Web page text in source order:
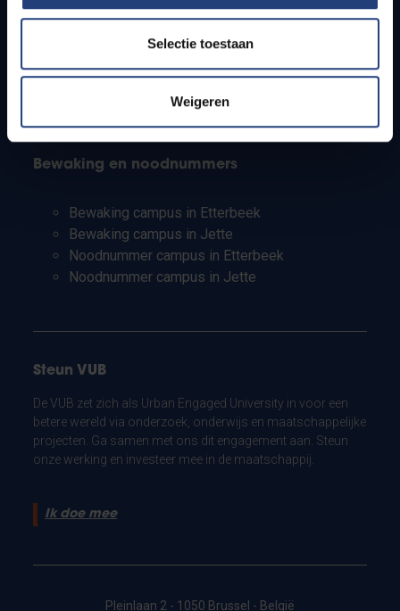
Selectie toestaan
Weigeren
Studenten
PhD-studenten
Leerkrachten en secundaire scholen
Bewaking en noodnummers
Bewaking campus in Etterbeek
Bewaking campus in Jette
Noodnummer campus in Etterbeek
Noodnummer campus in Jette
Steun VUB
De VUB zet zich als Urban Engaged University in voor een
betere wereld via onderzoek, onderwijs en maatschappelijke
projecten. Ga samen met ons dit engagement aan. Steun
onze werking en investeer mee in de maatschappij.
Ik doe mee
Pleinlaan 2 - 1050 Brussel - België